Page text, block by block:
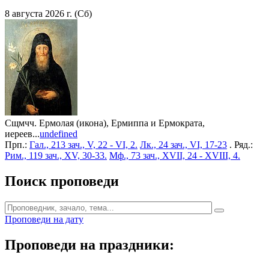
8 августа 2026 г. (Сб)
Сщмчч. Ермолая (икона), Ермиппа и Ермократа,
иереев...undefined
Прп.: Гал., 213 зач., V, 22 - VI, 2. Лк., 24 зач., VI, 17-23 . Ряд.:
Рим., 119 зач., XV, 30-33. Мф., 73 зач., XVII, 24 - XVIII, 4.
Поиск проповеди
Проповеди на дату
Проповеди на праздники: